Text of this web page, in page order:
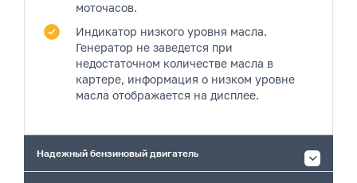
моточасов.
Индикатор низкого уровня масла.
Генератор не заведется при
недостаточном количестве масла в
картере, информация о низком уровне
масла отображается на дисплее.
Надежный бензиновый двигатель